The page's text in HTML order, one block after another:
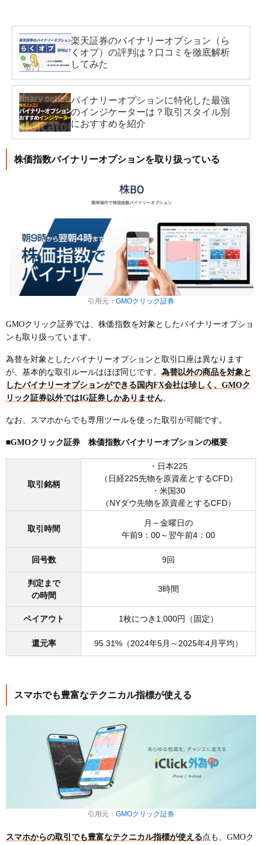
楽天証券のバイナリーオプション（ら
くオプ）の評判は？口コミを徹底解析
してみた
バイナリーオプションに特化した最強
のインジケーターは？取引スタイル別
におすすめを紹介
株価指数バイナリーオプションを取り扱っている
引用元： GMOクリック証券
GMOクリック証券では、株価指数を対象としたバイナリーオプショ
ンも取り扱っています。
為替を対象としたバイナリーオプションと取引口座は異なります
が、基本的な取引ルールはほぼ同じです。 為替以外の商品を対象と
したバイナリーオプションができる国内FX会社は珍しく、GMOク
リック証券以外ではIG証券しかありません。
なお、スマホからでも専用ツールを使った取引が可能です。
■GMOクリック証券 株価指数バイナリーオプションの概要
取引銘柄
・日本225
（日経225先物を原資産とするCFD）
・米国30
（NYダウ先物を原資産とするCFD）
取引時間
月～金曜日の
午前9：00～翌午前4：00
回号数 9回
判定まで
の時間
3時間
ペイアウト 1枚につき1,000円（固定）
還元率 95.31%（2024年5月～2025年4月平均）
スマホでも豊富なテクニカル指標が使える
引用元： GMOクリック証券
スマホからの取引でも豊富なテクニカル指標が使える点も、GMOク